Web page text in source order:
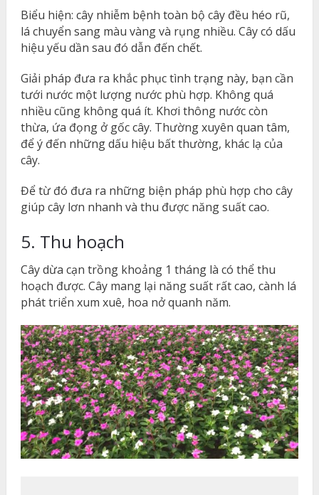
Biểu hiện: cây nhiễm bệnh toàn bộ cây đều héo rũ,
lá chuyển sang màu vàng và rụng nhiều. Cây có dấu
hiệu yếu dần sau đó dẫn đến chết.
Giải pháp đưa ra khắc phục tình trạng này, bạn cần
tưới nước một lượng nước phù hợp. Không quá
nhiều cũng không quá ít. Khơi thông nước còn
thừa, ứa đọng ở gốc cây. Thường xuyên quan tâm,
để ý đến những dấu hiệu bất thường, khác lạ của
cây.
Để từ đó đưa ra những biện pháp phù hợp cho cây
giúp cây lơn nhanh và thu được năng suất cao.
5. Thu hoạch
Cây dừa cạn trồng khoảng 1 tháng là có thể thu
hoạch được. Cây mang lại năng suất rất cao, cành lá
phát triển xum xuê, hoa nở quanh năm.